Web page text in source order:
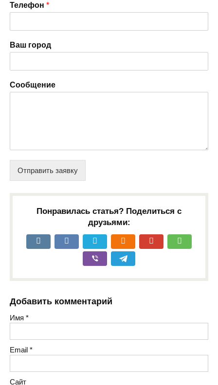
Телефон *
Ваш город
Сообщение
Отправить заявку
Понравилась статья? Поделиться с
друзьями:
Добавить комментарий
Имя *
Email *
Сайт